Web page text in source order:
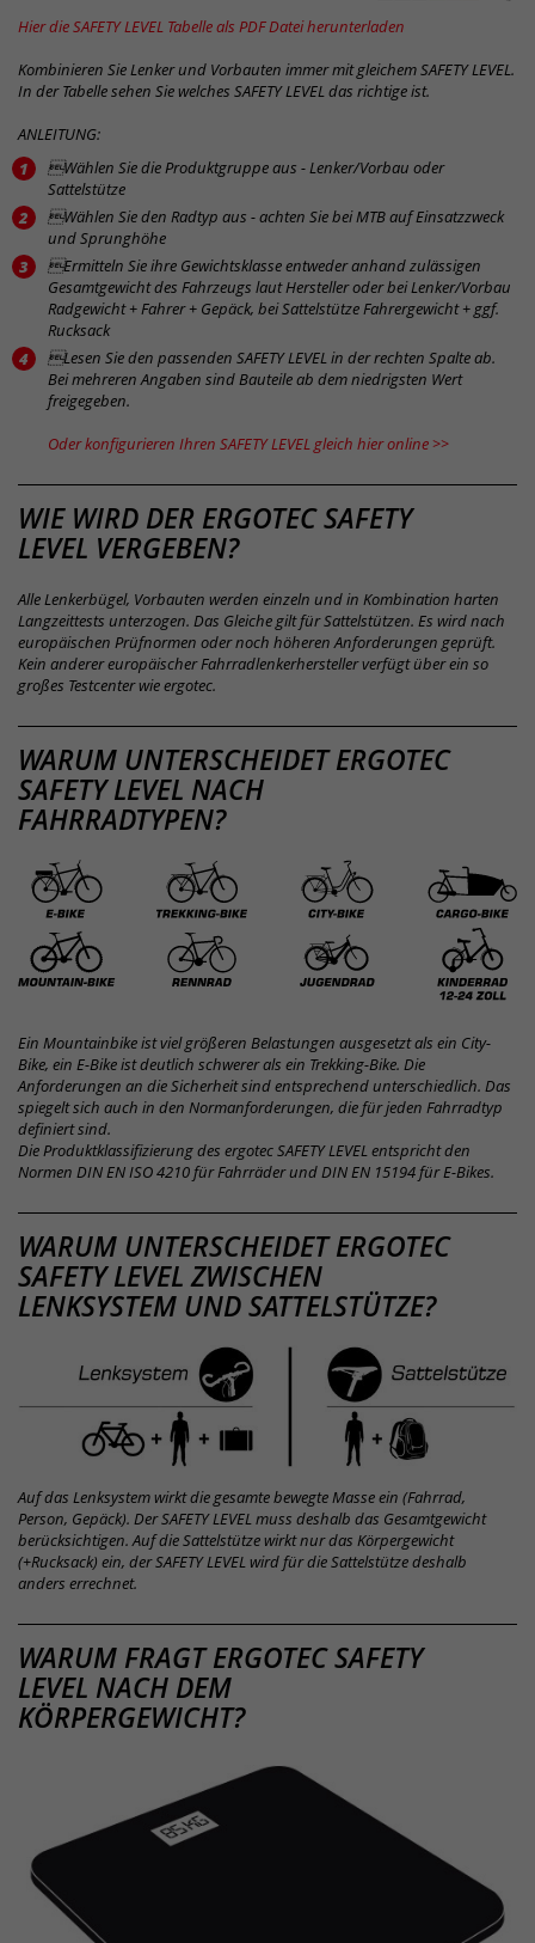
Hier die SAFETY LEVEL Tabelle als PDF Datei herunterladen
Kombinieren Sie Lenker und Vorbauten immer mit gleichem SAFETY LEVEL.
In der Tabelle sehen Sie welches SAFETY LEVEL das richtige ist.
ANLEITUNG:
Wählen Sie die Produktgruppe aus - Lenker/Vorbau oder
Sattelstütze
Wählen Sie den Radtyp aus - achten Sie bei MTB auf Einsatzzweck
und Sprunghöhe
Ermitteln Sie ihre Gewichtsklasse entweder anhand zulässigen
Gesamtgewicht des Fahrzeugs laut Hersteller oder bei Lenker/Vorbau
Radgewicht + Fahrer + Gepäck, bei Sattelstütze Fahrergewicht + ggf.
Rucksack
Lesen Sie den passenden SAFETY LEVEL in der rechten Spalte ab.
Bei mehreren Angaben sind Bauteile ab dem niedrigsten Wert
freigegeben.
Oder konfigurieren Ihren SAFETY LEVEL gleich hier online >>
SAFETY
LEVEL
WIE WIRD DER ERGOTEC SAFETY
LEVEL VERGEBEN?
Alle Lenkerbügel, Vorbauten werden einzeln und in Kombination harten
Langzeittests unterzogen. Das Gleiche gilt für Sattelstützen. Es wird nach
europäischen Prüfnormen oder noch höheren Anforderungen geprüft.
Kein anderer europäischer Fahrradlenkerhersteller verfügt über ein so
großes Testcenter wie ergotec.
SAFETY
LEVEL
WARUM UNTERSCHEIDET ERGOTEC
SAFETY LEVEL NACH
FAHRRADTYPEN?
Ein Mountainbike ist viel größeren Belastungen ausgesetzt als ein City-
Bike, ein E-Bike ist deutlich schwerer als ein Trekking-Bike. Die
Anforderungen an die Sicherheit sind entsprechend unterschiedlich. Das
spiegelt sich auch in den Normanforderungen, die für jeden Fahrradtyp
definiert sind.
Die Produktklassifizierung des ergotec SAFETY LEVEL entspricht den
Normen DIN EN ISO 4210 für Fahrräder und DIN EN 15194 für E-Bikes.
SAFETY
LEVEL
WARUM UNTERSCHEIDET ERGOTEC
SAFETY LEVEL ZWISCHEN
LENKSYSTEM UND SATTELSTÜTZE?
Auf das Lenksystem wirkt die gesamte bewegte Masse ein (Fahrrad,
Person, Gepäck). Der SAFETY LEVEL muss deshalb das Gesamtgewicht
berücksichtigen. Auf die Sattelstütze wirkt nur das Körpergewicht
(+Rucksack) ein, der SAFETY LEVEL wird für die Sattelstütze deshalb
anders errechnet.
SAFETY
LEVEL
WARUM FRAGT ERGOTEC SAFETY
LEVEL NACH DEM
KÖRPERGEWICHT?